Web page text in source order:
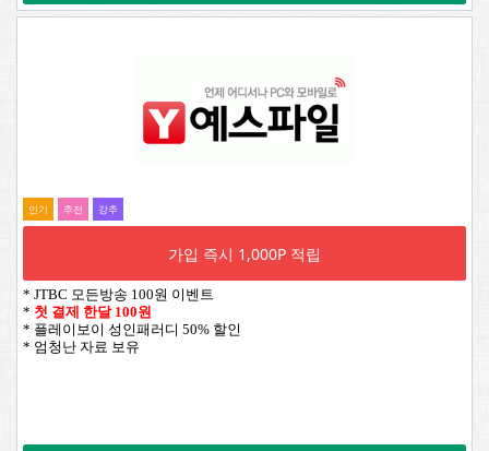
인기 추전 강추
가입 즉시 1,000P 적립
* JTBC 모든방송 100원 이벤트
* 첫 결제 한달 100원
* 플레이보이 성인패러디 50% 할인
* 엄청난 자료 보유